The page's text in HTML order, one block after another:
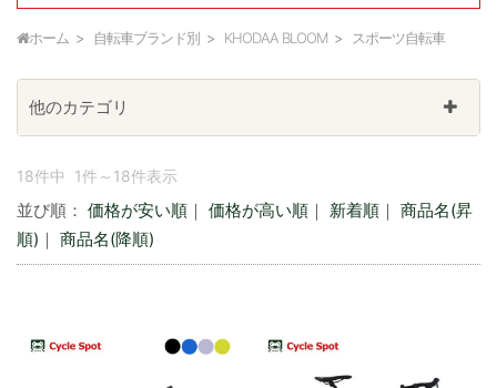
ホーム 自転車ブランド別 KHODAA BLOOM スポーツ自転車
18件中 1件～18件表示
並び順： 価格が安い順 ｜ 価格が高い順 ｜ 新着順 ｜ 商品名(昇
順) ｜ 商品名(降順)
他のカテゴリ